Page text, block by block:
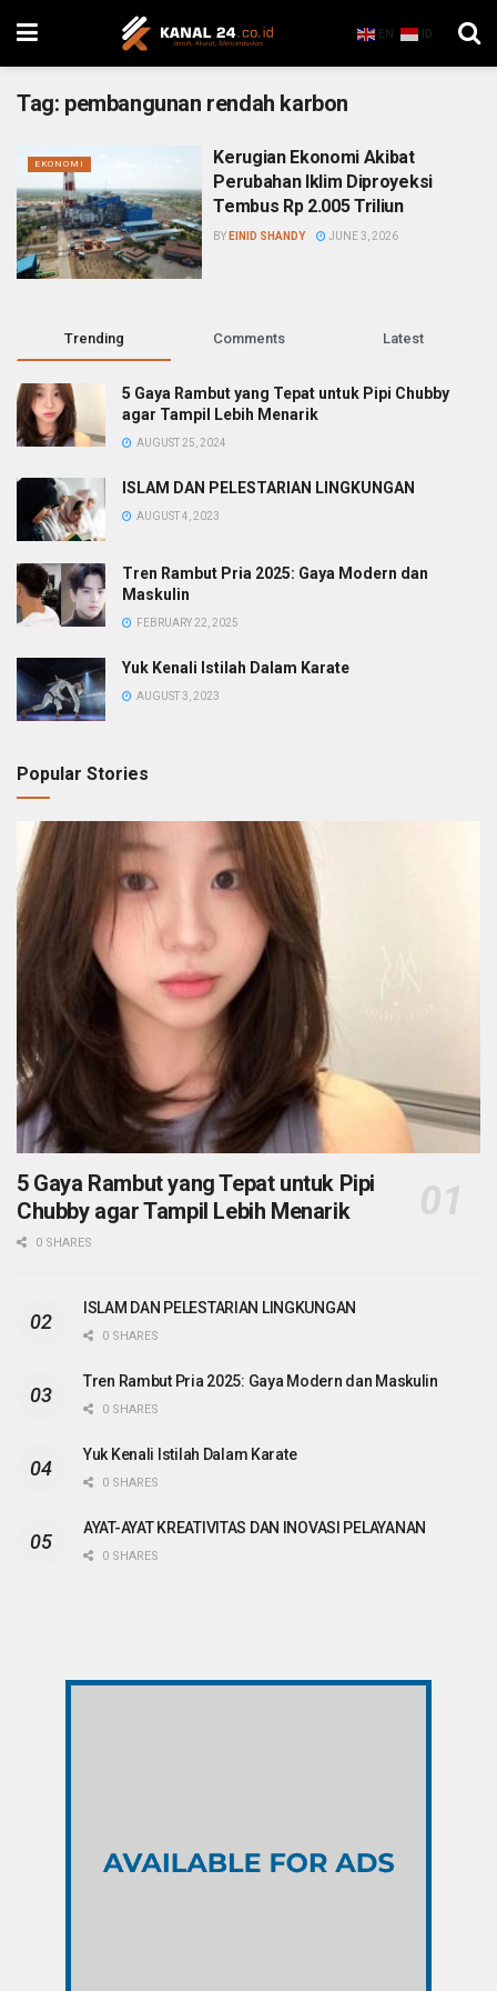
EN ID
Tag: pembangunan rendah karbon
EKONOMI
Kerugian Ekonomi Akibat
Perubahan Iklim Diproyeksi
Tembus Rp 2.005 Triliun
BY EINID SHANDY JUNE 3, 2026
Trending Comments Latest
5 Gaya Rambut yang Tepat untuk Pipi Chubby
agar Tampil Lebih Menarik
AUGUST 25, 2024
ISLAM DAN PELESTARIAN LINGKUNGAN
AUGUST 4, 2023
Tren Rambut Pria 2025: Gaya Modern dan
Maskulin
FEBRUARY 22, 2025
Yuk Kenali Istilah Dalam Karate
AUGUST 3, 2023
Popular Stories
5 Gaya Rambut yang Tepat untuk Pipi
Chubby agar Tampil Lebih Menarik
0 SHARES
ISLAM DAN PELESTARIAN LINGKUNGAN
0 SHARES
Tren Rambut Pria 2025: Gaya Modern dan Maskulin
0 SHARES
Yuk Kenali Istilah Dalam Karate
0 SHARES
AYAT-AYAT KREATIVITAS DAN INOVASI PELAYANAN
0 SHARES